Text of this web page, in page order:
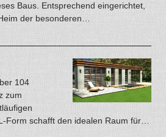
Baus. Entsprechend eingerichtet,
der besonderen…
104
zum
Form schafft den idealen Raum für…